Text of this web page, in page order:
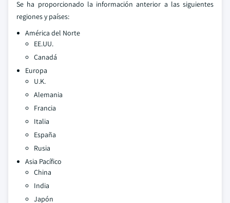
Se ha proporcionado la información anterior a las siguientes
regiones y países:
América del Norte
EE.UU.
Canadá
Europa
U.K.
Alemania
Francia
Italia
España
Rusia
Asia Pacífico
China
India
Japón